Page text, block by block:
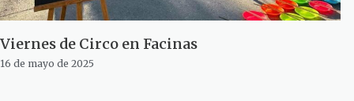
Viernes de Circo en Facinas
16 de mayo de 2025